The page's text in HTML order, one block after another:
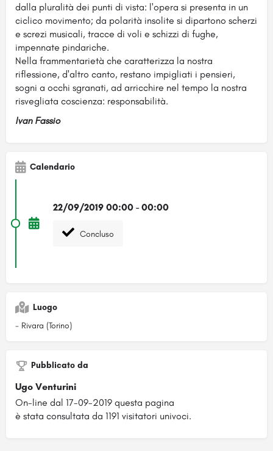
dalla pluralità dei punti di vista: l'opera si presenta in un
ciclico movimento; da polarità insolite si dipartono scherzi
e screzi musicali, tracce di voli e schizzi di fughe,
impennate pindariche.
Nella frammentarietà che caratterizza la nostra
riflessione, d'altro canto, restano impigliati i pensieri,
sogni a occhi sgranati, ad arricchire nel tempo la nostra
risvegliata coscienza: responsabilità.
Ivan Fassio
Calendario
22/09/2019 00:00 - 00:00
Concluso
Luogo
- Rivara (Torino)
Pubblicato da
Ugo Venturini
On-line dal 17-09-2019 questa pagina
è stata consultata da 1191 visitatori univoci.